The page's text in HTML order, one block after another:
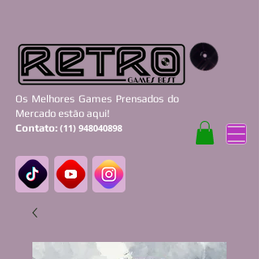
Os Melhores Games Prensados do
Mercado estão aqui!
Contato: (11) 948040898